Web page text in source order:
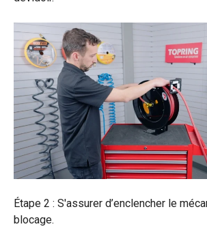
Étape 2 : S'assurer d’enclencher le
blocage.